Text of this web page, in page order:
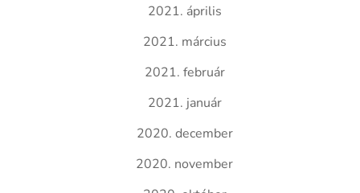
2021. április
2021. március
2021. február
2021. január
2020. december
2020. november